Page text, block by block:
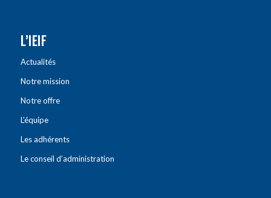
L’IEIF
Actualités
Notre mission
Notre offre
L’équipe
Les adhérents
Le conseil d’administration